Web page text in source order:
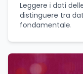
Leggere i dati
distinguere tra
fondamentale.